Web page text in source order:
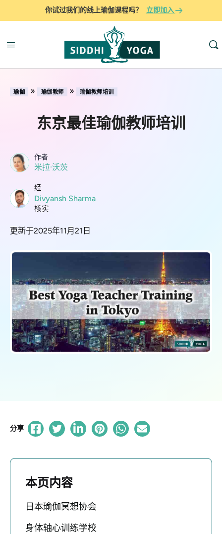
你试过我们的线上瑜伽课程吗？ 立即加入
瑜伽 » 瑜伽教师 » 瑜伽教师培训
东京最佳瑜伽教师培训
作者
米拉·沃茨
经
Divyansh Sharma
核实
更新于2025年11月21日
分享
本页内容
日本瑜伽冥想协会
身体轴心训练学校